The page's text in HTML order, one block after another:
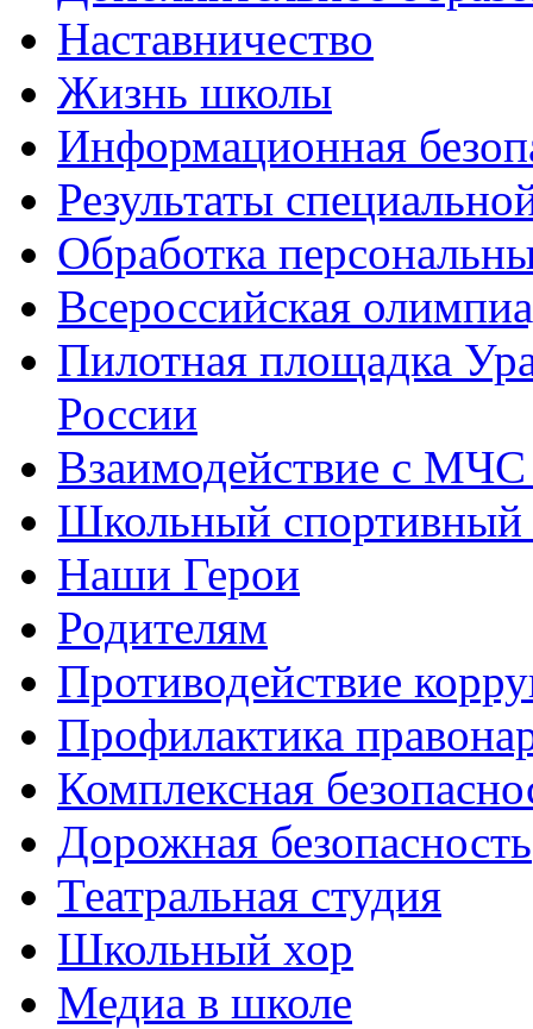
Наставничество
Жизнь школы
Информационная
Результаты
Обработка
Всероссийская
Пилотная площадка
России
Взаимодействие с
Школьный
Наши Герои
Родителям
Противодействие
Профилактика
Комплексная
Дорожная безопасность
Театральная студия
Школьный хор
Медиа в школе